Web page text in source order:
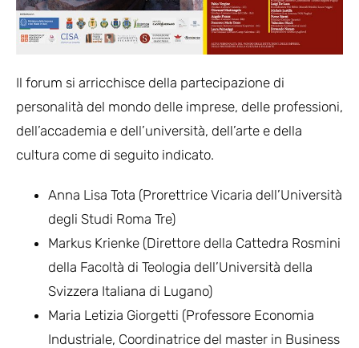
Il forum si arricchisce della partecipazione di
personalità del mondo delle imprese, delle professioni,
dell’accademia e dell’università, dell’arte e della
cultura come di seguito indicato.
Anna Lisa Tota (Prorettrice Vicaria dell’Università
degli Studi Roma Tre)
Markus Krienke (Direttore della Cattedra Rosmini
della Facoltà di Teologia dell’Università della
Svizzera Italiana di Lugano)
Maria Letizia Giorgetti (Professore Economia
Industriale, Coordinatrice del master in Business